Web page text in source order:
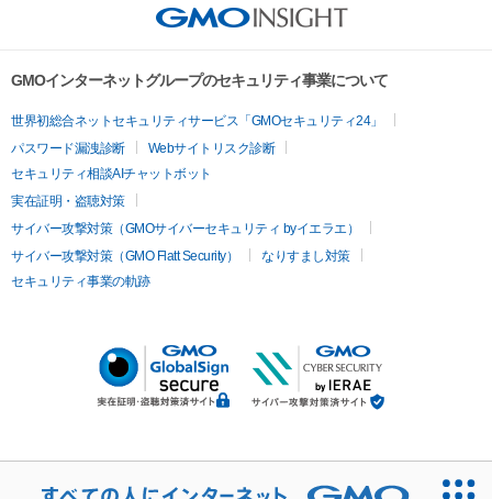
GMOインターネットグループのセキュリティ事業について
世界初総合ネットセキュリティサービス「GMOセキュリティ24」
パスワード漏洩診断
Webサイトリスク診断
セキュリティ相談AIチャットボット
実在証明・盗聴対策
サイバー攻撃対策（GMOサイバーセキュリティ byイエラエ）
サイバー攻撃対策（GMO Flatt Security）
なりすまし対策
セキュリティ事業の軌跡